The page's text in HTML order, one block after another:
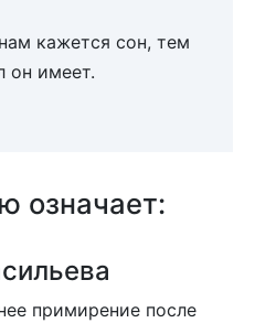
кажется сон, тем
он имеет.
означает:
примирение после